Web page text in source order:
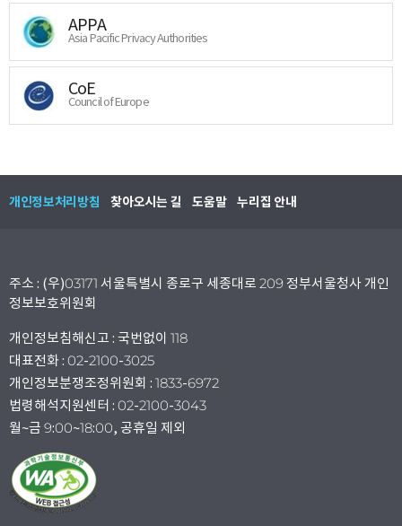
APPA
Asia Pacific Privacy Authorities
CoE
Council of Europe
개인정보처리방침 찾아오시는 길 도움말 누리집 안내
주소 : (우)03171 서울특별시 종로구 세종대로 209 정부서울청사 개인
정보보호위원회
개인정보침해신고 : 국번없이 118
대표전화 : 02-2100-3025
개인정보분쟁조정위원회 : 1833-6972
법령해석지원센터 : 02-2100-3043
월~금 9:00~18:00, 공휴일 제외